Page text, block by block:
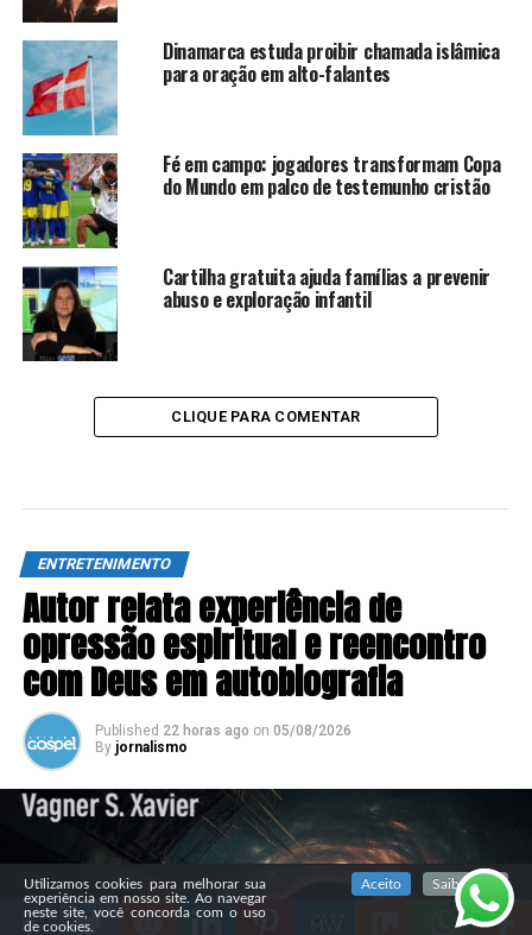
SIGA NOSSAS REDES SOCIAIS
Dinamarca estuda proibir chamada islâmica
para oração em alto-falantes
Fé em campo: jogadores transformam Copa
do Mundo em palco de testemunho cristão
Cartilha gratuita ajuda famílias a prevenir
abuso e exploração infantil
CLIQUE PARA COMENTAR
ENTRETENIMENTO
Autor relata experiência de
opressão espiritual e reencontro
com Deus em autobiografia
Published 22 horas ago on 05/08/2026
By jornalismo
Utilizamos cookies para melhorar sua
experiência em nosso site. Ao navegar
neste site, você concorda com o uso
de cookies.
Aceito Saiba mais